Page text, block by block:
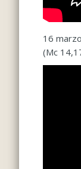
16
(Mc